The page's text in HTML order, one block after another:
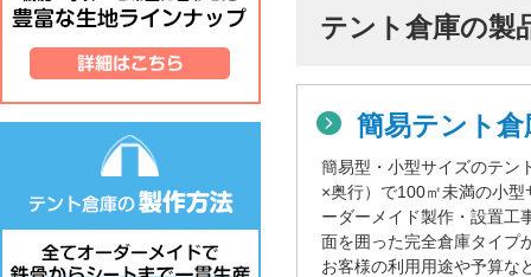
テント倉庫の製
簡易テント倉
簡易型・小型サイズのテン
×奥行）で100㎡未満の小
ーダーメイド製作・設置工
面を囲った完全倉庫タイプ
お客様の利用用途や予算な